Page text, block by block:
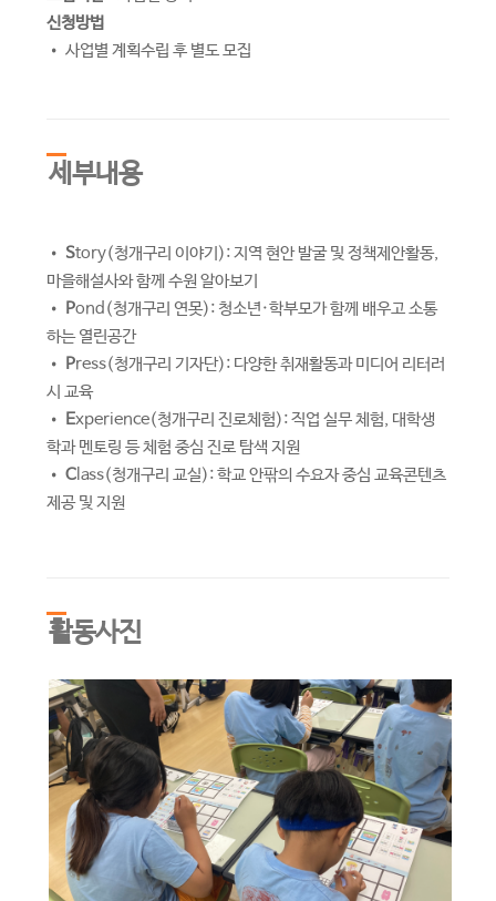
신청방법
• 사업별 계획수립 후 별도 모집
세부내용
• Story(청개구리 이야기): 지역 현안 발굴 및 정책제안활동,
마을해설사와 함께 수원 알아보기
•
Pond(청개구리 연못): 청소년·학부모가 함께 배우고 소통
하는 열린공간
•
Press(청개구리 기자단): 다양한 취재활동과 미디어 리터러
시 교육
•
Experience(청개구리 진로체험): 직업 실무 체험, 대학생
학과 멘토링 등 체험 중심 진로 탐색 지원
• C lass(청개구리 교실): 학교 안팎의 수요자 중심 교육콘텐츠
제공 및 지원
활동사진